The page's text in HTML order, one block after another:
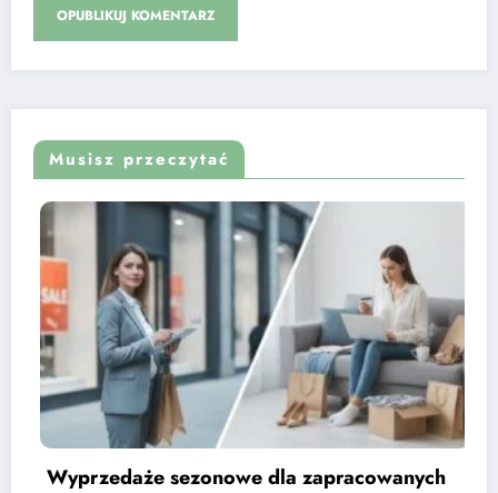
Musisz przeczytać
dla zapracowanych Zakupy na raty 0% z